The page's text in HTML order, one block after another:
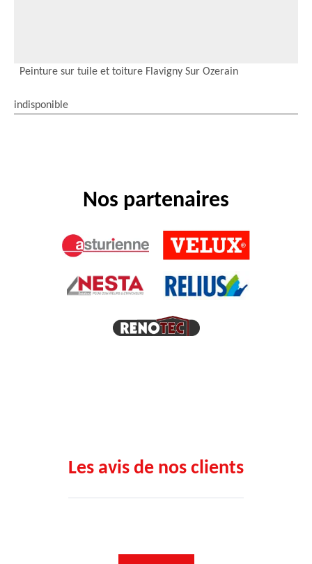
Peinture sur tuile et toiture Flavigny Sur Ozerain
indisponible
Nos partenaires
Les avis de nos clients